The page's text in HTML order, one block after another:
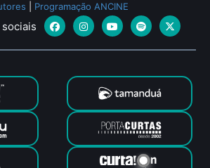
Programação ANCINE